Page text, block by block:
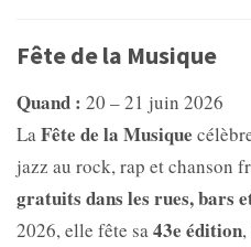
Fête de la Musique
Quand : 20 – 21 juin 2026
La Fête de la Musique
jazz au rock, rap et chanson
gratuits dans les rues, bars
2026, elle fête sa 43e édition